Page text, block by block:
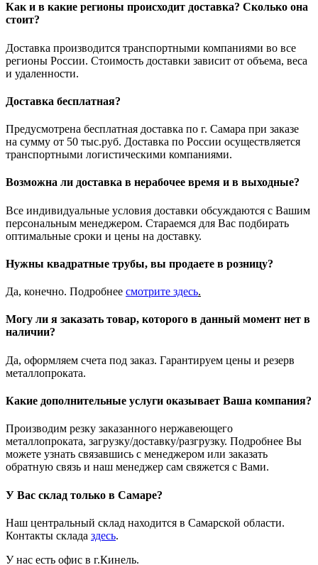
Как и в какие регионы происходит доставка? Сколько она
стоит?
Доставка производится транспортными компаниями во все
регионы России. Стоимость доставки зависит от объема, веса
и удаленности.
Доставка бесплатная?
Предусмотрена бесплатная доставка по г. Самара при заказе
на сумму от 50 тыс.руб. Доставка по России осуществляется
транспортными логистическими компаниями.
Возможна ли доставка в нерабочее время и в выходные?
Все индивидуальные условия доставки обсуждаются с Вашим
персональным менеджером. Стараемся для Вас подбирать
оптимальные сроки и цены на доставку.
Нужны квадратные трубы, вы продаете в розницу?
Да, конечно. Подробнее смотрите здесь.
Могу ли я заказать товар, которого в данный момент нет в
наличии?
Да, оформляем счета под заказ. Гарантируем цены и резерв
металлопроката.
Какие дополнительные услуги оказывает Ваша компания?
Производим резку заказанного нержавеющего
металлопроката, загрузку/доставку/разгрузку. Подробнее Вы
можете узнать связавшись с менеджером или заказать
обратную связь и наш менеджер сам свяжется с Вами.
У Вас склад только в Самаре?
Наш центральный склад находится в Самарской области.
Контакты склада здесь.
У нас есть офис в г.Кинель.